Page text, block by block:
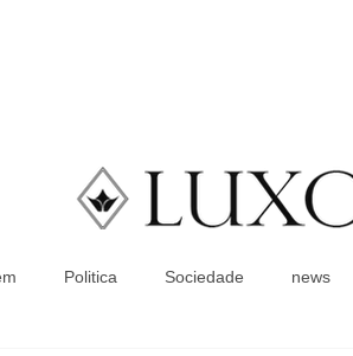
Politica Sociedade news